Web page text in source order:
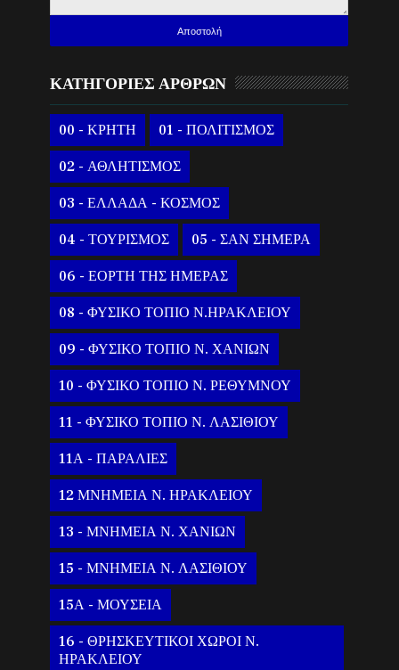
ΚΑΤΗΓΟΡΙΕΣ ΑΡΘΡΩΝ
00 - ΚΡΗΤΗ 01 - ΠΟΛΙΤΙΣΜΟΣ
02 - ΑΘΛΗΤΙΣΜΟΣ
03 - ΕΛΛΑΔΑ - ΚΟΣΜΟΣ
04 - ΤΟΥΡΙΣΜΟΣ 05 - ΣΑΝ ΣΗΜΕΡΑ
06 - ΕΟΡΤΗ ΤΗΣ ΗΜΕΡΑΣ
08 - ΦΥΣΙΚΟ ΤΟΠΙΟ Ν.ΗΡΑΚΛΕΙΟΥ
09 - ΦΥΣΙΚΟ ΤΟΠΙΟ Ν. ΧΑΝΙΩΝ
10 - ΦΥΣΙΚΟ ΤΟΠΙΟ Ν. ΡΕΘΥΜΝΟΥ
11 - ΦΥΣΙΚΟ ΤΟΠΙΟ Ν. ΛΑΣΙΘΙΟΥ
11Α - ΠΑΡΑΛΙΕΣ
12 ΜΝΗΜΕΙΑ Ν. ΗΡΑΚΛΕΙΟΥ
13 - ΜΝΗΜΕΙΑ Ν. ΧΑΝΙΩΝ
15 - ΜΝΗΜΕΙΑ Ν. ΛΑΣΙΘΙΟΥ
15Α - ΜΟΥΣΕΙΑ
16 - ΘΡΗΣΚΕΥΤΙΚΟΙ ΧΩΡΟΙ Ν.
ΗΡΑΚΛΕΙΟΥ